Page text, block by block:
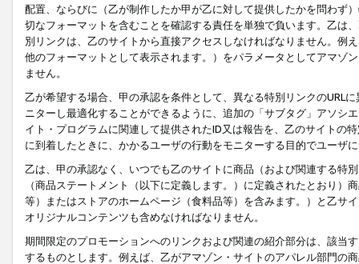
配置、ならびに（乙が制作したか甲が乙に対して提供したかを問わず
切なフォーマットを含むことを確認する責任を単独で負います。乙は
別リンクは、乙のサイトから直接アクセスしなければなりません。例
他のフォーマットとして表示されます。）をパラメータとしてアマゾ
ません。
乙が希望する場合、甲の承認を条件として、異なる特別リンクのURL
ニターし最適化することができるように、追加の「サブタグ」アソシ
イト・プログラムに関連して提供されたID又は報告を、乙のサイトの
に到着したときに、かかるユーザの行動をモニターする目的でユーザ
乙は、甲の承認なく、いつでも乙のサイトに商品（および関連する特
（商品ステートメント（以下に定義します。）に定義されたとおり
等）またはストアのホームページ（食料品等）を含みます。）と乙サ
オリジナルコンテンツも含めなければなりません。
期間限定のプロモーションへのリンクおよび関連の紹介部分は、該当
するものとします。例えば、乙がアマゾン・サイトのアパレル部門の